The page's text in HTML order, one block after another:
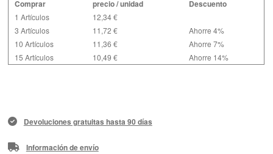
Comprar precio / unidad Descuento
1 Artículos
12,34 €
3 Artículos
11,72 €
Ahorre 4%
10 Artículos
11,36 €
Ahorre 7%
15 Artículos
10,49 € Ahorre 14%
Devoluciones gratuitas hasta 90 días
Información de envío